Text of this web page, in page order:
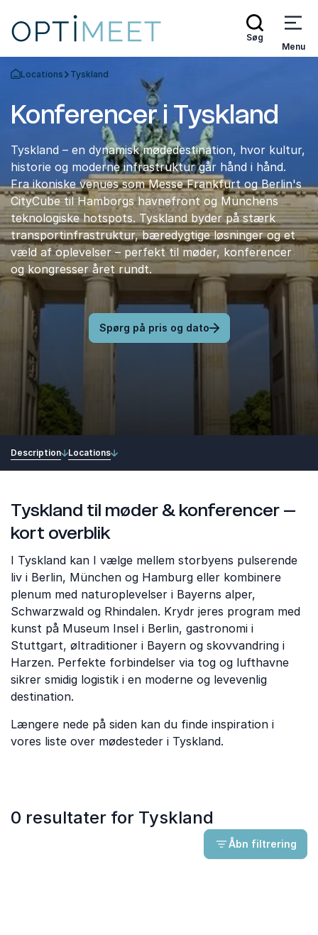
Søg
Menu
Tilbage til forsiden
Locations Tyskland
Konferencer i Tyskland
Tyskland – en dynamisk mødedestination, hvor kultur,
historie og moderne infrastruktur går hånd i hånd.
Fra ikoniske venues som Messe Frankfurt og Berlin's
CityCube til Hamborgs havnefront og Münchens
teknologiske hotspots. Tyskland byder på stærk
transportinfrastruktur, bæredygtige løsninger og et
væld af oplevelser – perfekt til møder, konferencer
og kongresser året rundt.
Spørg på pris og dato
Description Locations
Tyskland til møder & konferencer –
kort overblik
I Tyskland kan I vælge mellem storbyens pulserende
liv i Berlin, München og Hamburg eller kombinere
plenum med naturoplevelser i Bayerns alper,
Schwarzwald og Rhindalen. Krydr jeres program med
kunst på Museum Insel i Berlin, gastronomi i
Stuttgart, øltraditioner i Bayern og skovvandring i
Harzen. Perfekte forbindelser via tog og lufthavne
sikrer smidig logistik i en moderne og levevenlig
destination.
Længere nede på siden kan du finde inspiration i
vores liste over mødesteder i Tyskland.
0 resultater for Tyskland
Åbn filtrering